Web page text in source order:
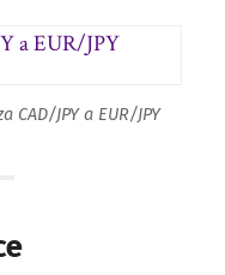
JPY a EUR/JPY